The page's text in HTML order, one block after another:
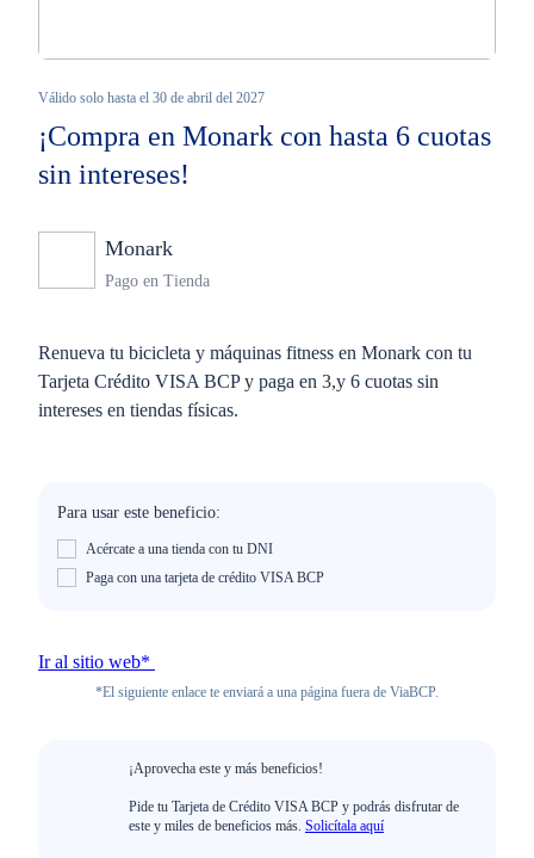
Válido solo hasta el 30 de abril del 2027
¡Compra en Monark con hasta 6 cuotas
sin intereses!
Monark
Pago en Tienda
Renueva tu bicicleta y máquinas fitness en Monark con tu
Tarjeta Crédito VISA BCP y paga en 3,y 6 cuotas sin
intereses en tiendas físicas.
Para usar este beneficio:
Acércate a una tienda con tu DNI
Paga con una tarjeta de crédito VISA BCP
Ir al sitio web*
*El siguiente enlace te enviará a una página fuera de ViaBCP.
¡Aprovecha este y más beneficios!
Pide tu Tarjeta de Crédito VISA BCP y podrás disfrutar de
este y miles de beneficios más. Solicítala aquí